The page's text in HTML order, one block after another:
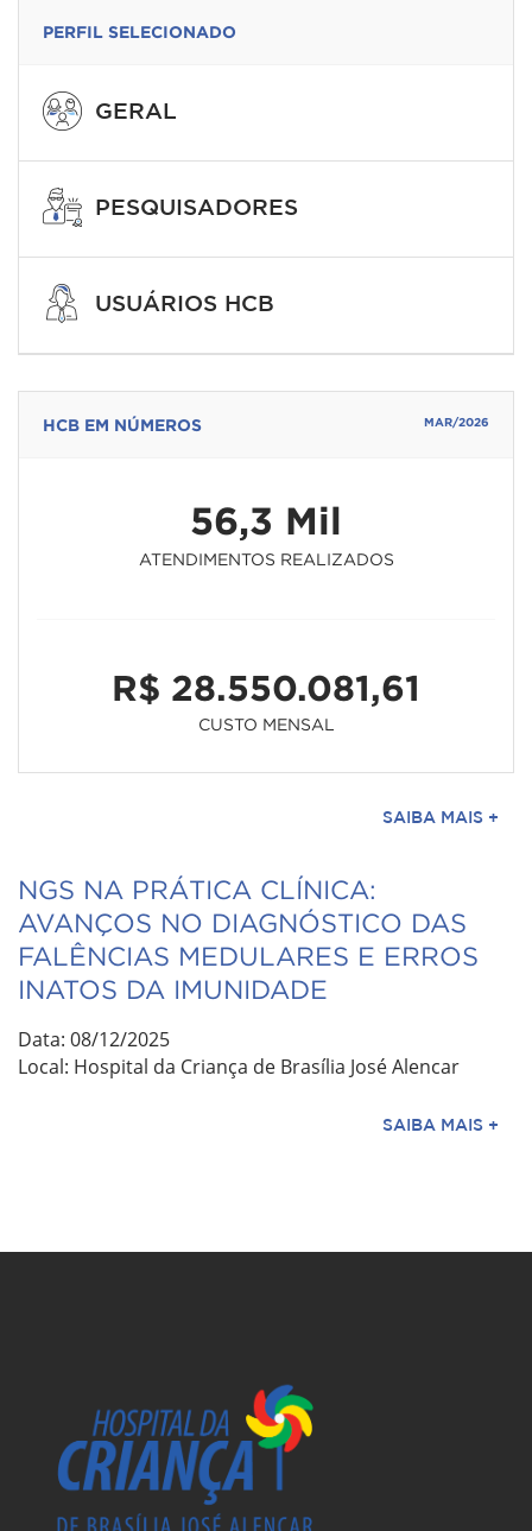
PERFIL SELECIONADO
GERAL
PESQUISADORES
USUÁRIOS HCB
HCB EM NÚMEROS MAR/2026
56,3 Mil
ATENDIMENTOS REALIZADOS
R$ 28.550.081,61
CUSTO MENSAL
SAIBA MAIS +
NGS NA PRÁTICA CLÍNICA:
AVANÇOS NO DIAGNÓSTICO DAS
FALÊNCIAS MEDULARES E ERROS
INATOS DA IMUNIDADE
Data: 08/12/2025
Local: Hospital da Criança de Brasília José Alencar
SAIBA MAIS +